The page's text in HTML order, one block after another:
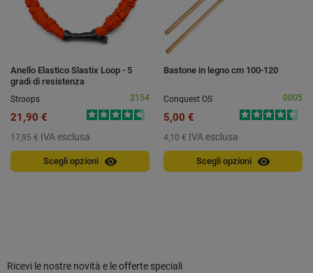
Anello Elastico Slastix Loop - 5
gradi di resistenza
Stroops
2154
21,90 €
17,95 € IVA esclusa
Scegli opzioni visibility
Bastone in legno cm 100-120
Conquest OS 0005
5,00 €
4,10 € IVA esclusa
Scegli opzioni visibility
Ricevi le nostre novità e le offerte speciali